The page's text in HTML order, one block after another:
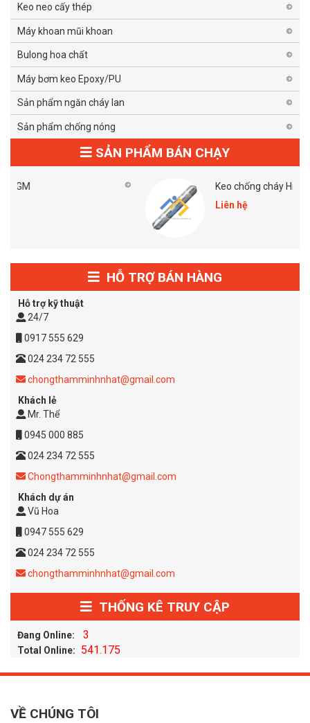
Keo neo cấy thép
Máy khoan mũi khoan
Bulong hoa chất
Máy bơm keo Epoxy/PU
Sản phẩm ngăn cháy lan
Sản phẩm chống nóng
SẢN PHẨM BÁN CHẠY
Keo chống cháy Hilti Cp 606 Grey
Liên hệ
HỖ TRỢ BÁN HÀNG
Hỗ trợ kỹ thuật
24/7
0917 555 629
024 234 72 555
chongthamminhnhat@gmail.com
Khách lẻ
Mr. Thể
0945 000 885
024 234 72 555
Chongthamminhnhat@gmail.com
Khách dự án
Vũ Hoa
0947 555 629
024 234 72 555
chongthamminhnhat@gmail.com
THỐNG KÊ TRUY CẬP
Đang Online: 3
Total Online: 541.175
VỀ CHÚNG TÔI